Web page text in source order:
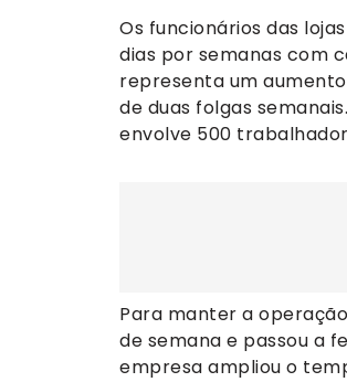
Os funcionários das
dias por semanas com
representa um
de duas folgas
envolve 500
Para manter a
de semana e passou a
empresa ampliou o